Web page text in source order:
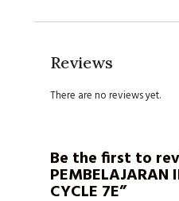
Reviews
There are no reviews yet.
Be the first to
PEMBELAJARAN
CYCLE 7E”